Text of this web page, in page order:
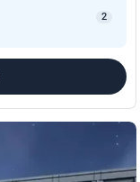
2